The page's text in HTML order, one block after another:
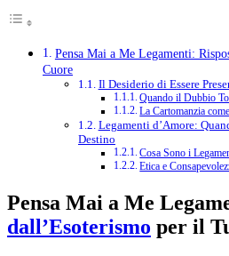
Pensa Mai a Me Legamenti:
Cuore
Il Desiderio di Essere
Quando il Dubbio
La Cartomanzia
Legamenti d’Amore:
Destino
Cosa Sono i
Etica e
Pensa Mai a Me
dall’Esoterismo per il